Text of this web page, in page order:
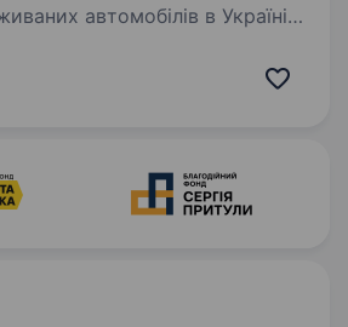
автомобілів в Україні,
Якщо тобі близька ідея